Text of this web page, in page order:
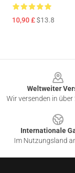
10,90 £$13.8
Weltweiter
Wir versenden in
Internationale
Im Nutzungsland